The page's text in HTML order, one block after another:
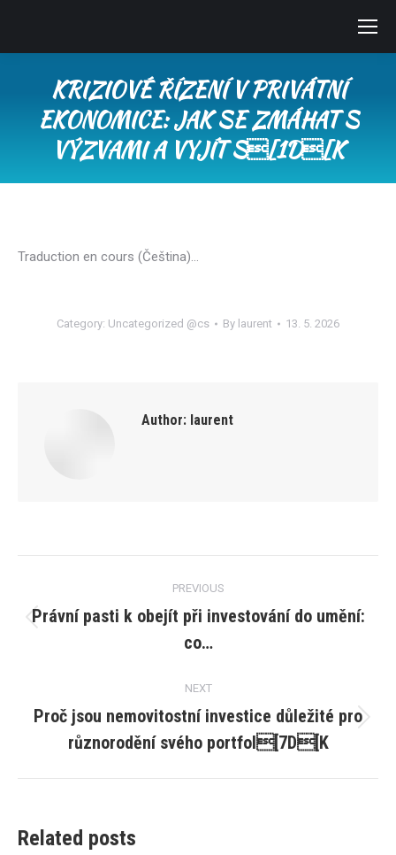
KRIZIOVÉ ŘÍZENÍ V PRIVÁTNÍ
EKONOMICE: JAK SE ZMÁHAT S
VÝZVAMI A VYJÍT S[1D[K
Traduction en cours (Čeština)…
Category: Uncategorized @cs By laurent 13. 5. 2026
Author: laurent
navigation
PREVIOUS
post:
Právní pasti k obejít při investování do umění:
co…
NEXT
post:
Proč jsou nemovitostní investice důležité pro
různorodění svého portfol[7D[K
Related posts